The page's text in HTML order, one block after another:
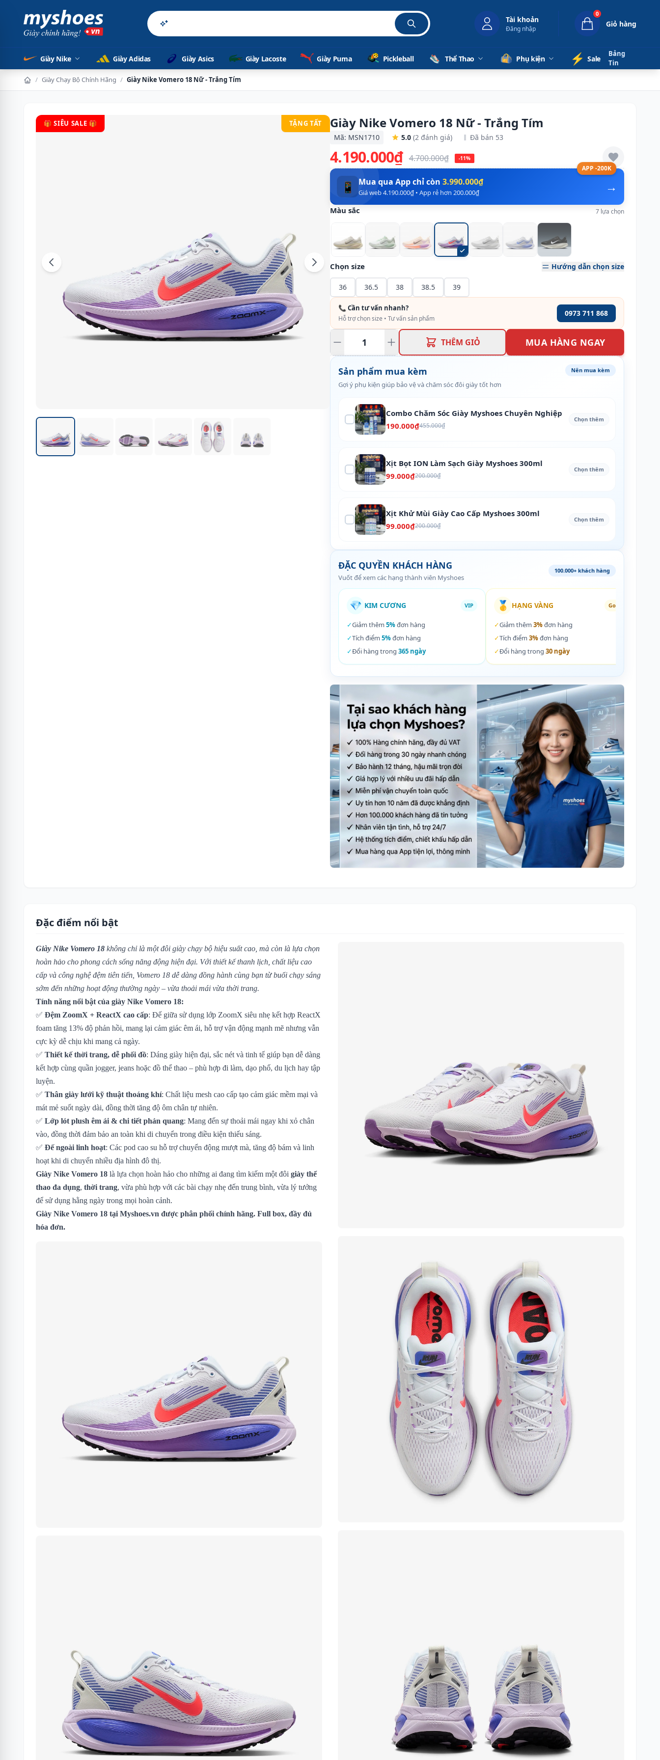
Sản phẩm chín Tài khoản
Đăng nhập
0
Giỏ hàng
Giày Nike Giày Adidas Giày Asics Giày Lacoste Giày Puma Pickleball Thể Thao Phụ kiện ⚡️ Sale
Bảng
Tin
/ Giày Chạy Bộ Chính Hãng / Giày Nike Vomero 18 Nữ - Trắng Tím
🎁 SIÊU SALE 🎁 TẶNG TẤT Giày Nike Vomero 18 Nữ - Trắng Tím
Mã: MSN1710 5.0 (2 đánh giá) Đã bán 53
4.190.000₫ 4.700.000₫ -11%
APP -200K
→
📱 Mua qua App chỉ còn 3.990.000₫
Giá web 4.190.000₫ • App rẻ hơn 200.000₫
Màu sắc 7 lựa chọn
Chọn size Hướng dẫn chọn size
36 36.5 38 38.5 39
📞 Cần tư vấn nhanh?
Hỗ trợ chọn size • Tư vấn sản phẩm
0973 711 868
THÊM GIỎ MUA HÀNG NGAY
Sản phẩm mua kèm
Gợi ý phụ kiện giúp bảo vệ và chăm sóc đôi giày tốt hơn
Nên mua kèm
Combo Chăm Sóc Giày Myshoes Chuyên Nghiệp
190.000₫455.000₫
Chọn thêm
Xịt Bọt ION Làm Sạch Giày Myshoes 300ml
99.000₫200.000₫
Chọn thêm
Xịt Khử Mùi Giày Cao Cấp Myshoes 300ml
99.000₫200.000₫
Chọn thêm
ĐẶC QUYỀN KHÁCH HÀNG
Vuốt để xem các hạng thành viên Myshoes
100.000+ khách hàng
💎 KIM CƯƠNG VIP
✓Giảm thêm 5%đơn hàng
✓Tích điểm 5%đơn hàng
✓Đổi hàng trong 365 ngày
🥇 HẠNG VÀNG Gold
✓Giảm thêm 3%đơn hàng
✓Tích điểm 3%đơn hàng
✓Đổi hàng trong 30 ngày
Đặc điểm nổi bật
Giày Nike Vomero 18 không chỉ là một đôi giày chạy bộ hiệu suất cao, mà còn là lựa chọn
hoàn hảo cho phong cách sống năng động hiện đại. Với thiết kế thanh lịch, chất liệu cao
cấp và công nghệ đệm tiên tiến, Vomero 18 dễ dàng đồng hành cùng bạn từ buổi chạy sáng
sớm đến những hoạt động thường ngày – vừa thoải mái vừa thời trang.
Tính năng nổi bật của giày Nike Vomero 18:
✅ Đệm ZoomX + ReactX cao cấp: Đế giữa sử dụng lớp ZoomX siêu nhẹ kết hợp ReactX
foam tăng 13% độ phản hồi, mang lại cảm giác êm ái, hỗ trợ vận động mạnh mẽ nhưng vẫn
cực kỳ dễ chịu khi mang cả ngày.
✅ Thiết kế thời trang, dễ phối đồ: Dáng giày hiện đại, sắc nét và tinh tế giúp bạn dễ dàng
kết hợp cùng quần jogger, jeans hoặc đồ thể thao – phù hợp đi làm, dạo phố, du lịch hay tập
luyện.
✅ Thân giày lưới kỹ thuật thoáng khí: Chất liệu mesh cao cấp tạo cảm giác mềm mại và
mát mẻ suốt ngày dài, đồng thời tăng độ ôm chân tự nhiên.
✅ Lớp lót plush êm ái & chi tiết phản quang: Mang đến sự thoải mái ngay khi xỏ chân
vào, đồng thời đảm bảo an toàn khi di chuyển trong điều kiện thiếu sáng.
✅ Đế ngoài linh hoạt: Các pod cao su hỗ trợ chuyển động mượt mà, tăng độ bám và linh
hoạt khi di chuyển nhiều địa hình đô thị.
Giày Nike Vomero 18 là lựa chọn hoàn hảo cho những ai đang tìm kiếm một đôi giày thể
thao đa dụng, thời trang, vừa phù hợp với các bài chạy nhẹ đến trung bình, vừa lý tưởng
để sử dụng hằng ngày trong mọi hoàn cảnh.
Giày Nike Vomero 18 tại Myshoes.vn được phân phối chính hãng. Full box, đầy đủ
hóa đơn.